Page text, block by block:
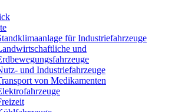
für Industriefahrzeuge
und
und Industriefahrzeuge
von Medikamenten